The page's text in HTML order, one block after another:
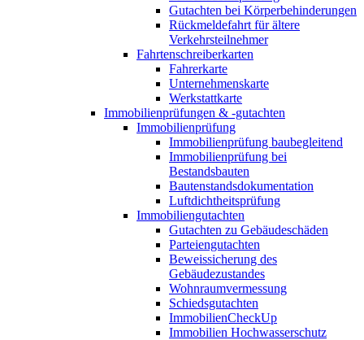
Gutachten bei Körperbehinderungen
Rückmeldefahrt für ältere
Verkehrsteilnehmer
Fahrtenschreiberkarten
Fahrerkarte
Unternehmenskarte
Werkstattkarte
Immobilienprüfungen & -gutachten
Immobilienprüfung
Immobilienprüfung baubegleitend
Immobilienprüfung bei
Bestandsbauten
Bautenstandsdokumentation
Luftdichtheitsprüfung
Immobiliengutachten
Gutachten zu Gebäudeschäden
Parteiengutachten
Beweissicherung des
Gebäudezustandes
Wohnraumvermessung
Schiedsgutachten
ImmobilienCheckUp
Immobilien Hochwasserschutz